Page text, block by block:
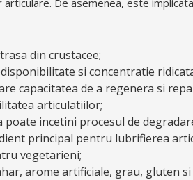
din crustacee;
si concentratie
capacitatea de a regenera si
articulatiilor;
poate incetini procesul de
principal pentru lubrifierea
vegetarieni;
arome artificiale, grau, gluten si